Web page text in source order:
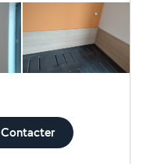
Contacter